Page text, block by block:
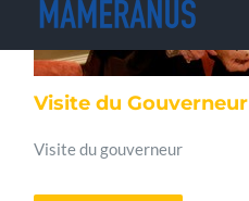
Visite du Gouverneur
Visite du gouverneur